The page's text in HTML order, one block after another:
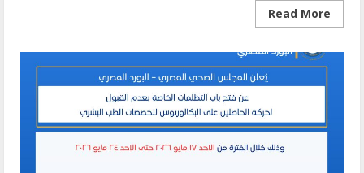
Read More
Read
more
نتائج
امتحان
الجزء
أبريل
2026